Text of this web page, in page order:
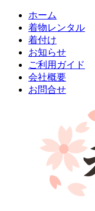
ホーム
着物レンタル
着付け
お知らせ
ご利用ガイド
会社概要
お問合せ